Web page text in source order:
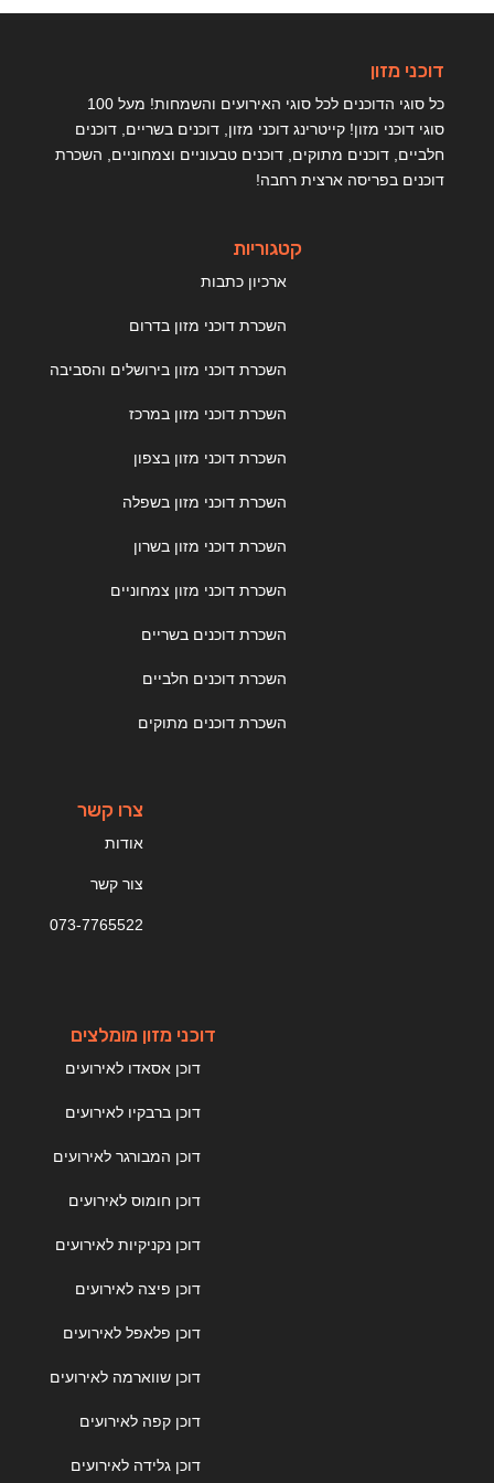
דוכני מזון
כל סוגי הדוכנים לכל סוגי האירועים והשמחות! מעל 100
סוגי דוכני מזון! קייטרינג דוכני מזון, דוכנים בשריים, דוכנים
חלביים, דוכנים מתוקים, דוכנים טבעוניים וצמחוניים, השכרת
דוכנים בפריסה ארצית רחבה!
קטגוריות
ארכיון כתבות
השכרת דוכני מזון בדרום
השכרת דוכני מזון בירושלים והסביבה
השכרת דוכני מזון במרכז
השכרת דוכני מזון בצפון
השכרת דוכני מזון בשפלה
השכרת דוכני מזון בשרון
השכרת דוכני מזון צמחוניים
השכרת דוכנים בשריים
השכרת דוכנים חלביים
השכרת דוכנים מתוקים
צרו קשר
אודות
צור קשר
073-7765522
דוכני מזון מומלצים
דוכן אסאדו לאירועים
דוכן ברבקיו לאירועים
דוכן המבורגר לאירועים
דוכן חומוס לאירועים
דוכן נקניקיות לאירועים
דוכן פיצה לאירועים
דוכן פלאפל לאירועים
דוכן שווארמה לאירועים
דוכן קפה לאירועים
דוכן גלידה לאירועים